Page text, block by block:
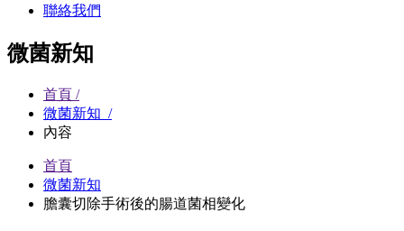
聯絡我們
微菌新知
首頁 /
微菌新知 /
內容
首頁
微菌新知
膽囊切除手術後的腸道菌相變化